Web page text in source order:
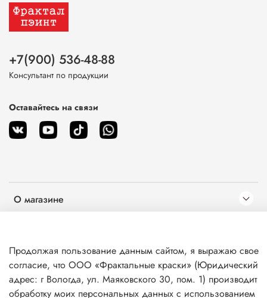
О магазине
Информация
+7(900) 536-48-88
Консультант по продукции
Оставайтесь на связи
Продолжая пользование данным сайтом, я выражаю свое
согласие, что ООО «Фрактальные краски» (Юридический
адрес: г Вологда, ул. Маяковского 30, пом. 1) производит
обработку моих персональных данных с использованием